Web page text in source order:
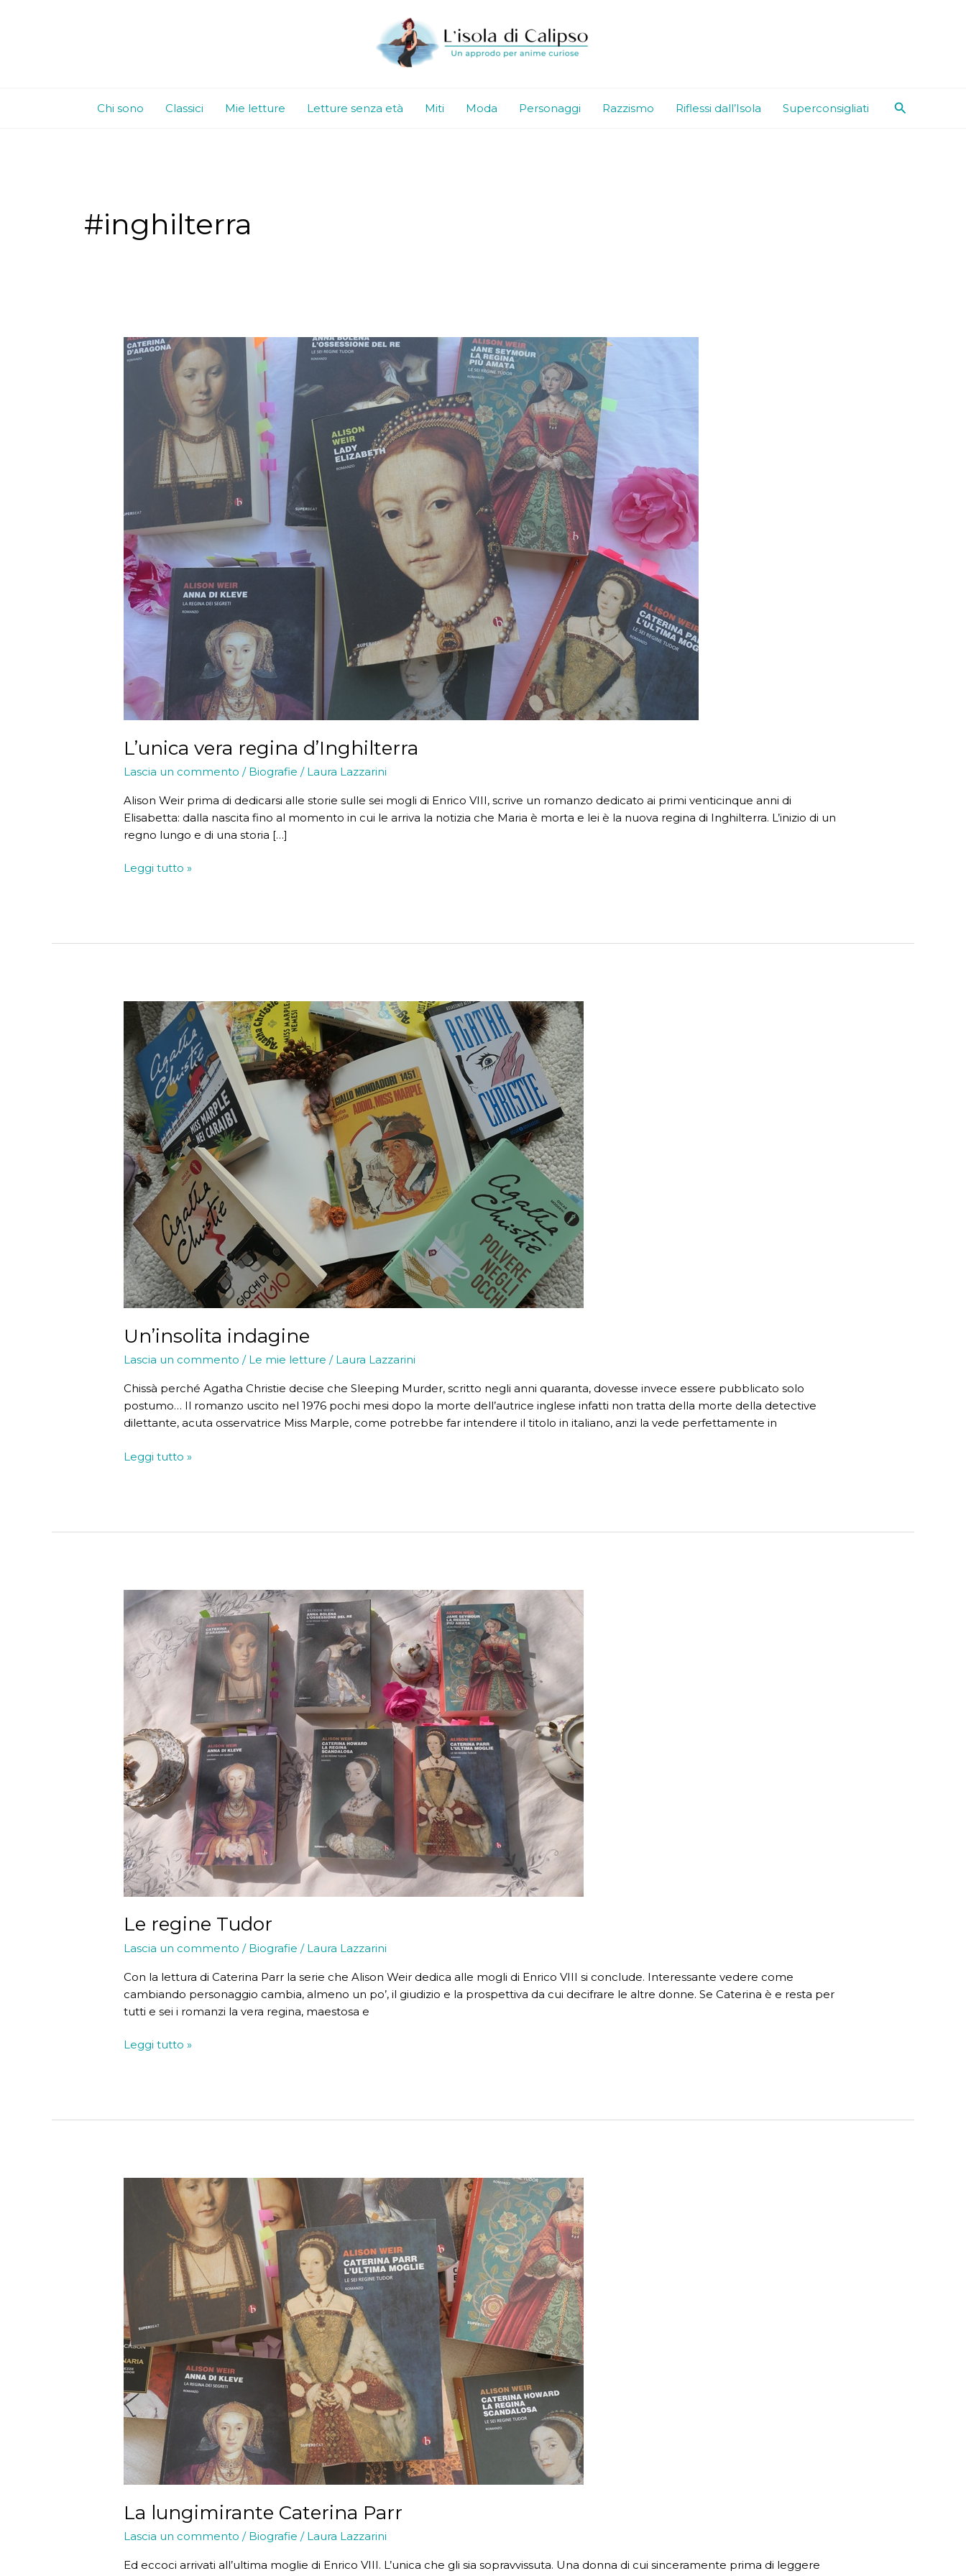
Chi sono Classici Mie letture Letture senza età Miti Moda Personaggi Razzismo Riflessi dall’Isola Superconsigliati Cerca
#inghilterra
L’unica vera regina d’Inghilterra
Lascia un commento / Biografie / Laura Lazzarini
Alison Weir prima di dedicarsi alle storie sulle sei mogli di Enrico VIII, scrive un romanzo dedicato ai primi venticinque anni di
Elisabetta: dalla nascita fino al momento in cui le arriva la notizia che Maria è morta e lei è la nuova regina di Inghilterra. L’inizio di un
regno lungo e di una storia […]
L’unica
Leggi tutto »
Un’insolita indagine
Lascia un commento / Le mie letture / Laura Lazzarini
Chissà perché Agatha Christie decise che Sleeping Murder, scritto negli anni quaranta, dovesse invece essere pubblicato solo
postumo… Il romanzo uscito nel 1976 pochi mesi dopo la morte dell’autrice inglese infatti non tratta della morte della detective
dilettante, acuta osservatrice Miss Marple, come potrebbe far intendere il titolo in italiano, anzi la vede perfettamente in
Un’insolita
Leggi tutto »
Le regine Tudor
Lascia un commento / Biografie / Laura Lazzarini
Con la lettura di Caterina Parr la serie che Alison Weir dedica alle mogli di Enrico VIII si conclude. Interessante vedere come
cambiando personaggio cambia, almeno un po’, il giudizio e la prospettiva da cui decifrare le altre donne. Se Caterina è e resta per
tutti e sei i romanzi la vera regina, maestosa e
Le
Leggi tutto »
La lungimirante Caterina Parr
Lascia un commento / Biografie / Laura Lazzarini
Ed eccoci arrivati all’ultima moglie di Enrico VIII. L’unica che gli sia sopravvissuta. Una donna di cui sinceramente prima di leggere